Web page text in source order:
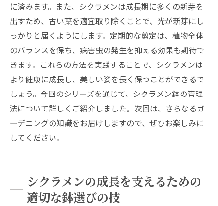
に済みます。また、シクラメンは成長期に多くの新芽を
出すため、古い葉を適宜取り除くことで、光が新芽にし
っかりと届くようにします。定期的な剪定は、植物全体
のバランスを保ち、病害虫の発生を抑える効果も期待で
きます。これらの方法を実践することで、シクラメンは
より健康に成長し、美しい姿を長く保つことができるで
しょう。今回のシリーズを通じて、シクラメン鉢の管理
法について詳しくご紹介しました。次回は、さらなるガ
ーデニングの知識をお届けしますので、ぜひお楽しみに
してください。
シクラメンの成長を支えるための
適切な鉢選びの技